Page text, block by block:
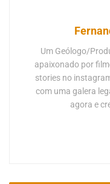
Um Geólogo/
apaixonado por
stories no
com uma galera
agora e